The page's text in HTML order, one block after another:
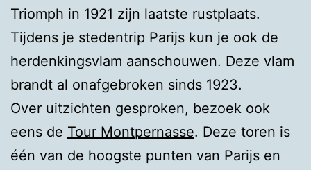
Triomph in 1921 zijn laatste rustplaats.
Tijdens je stedentrip Parijs kun je ook de
herdenkingsvlam aanschouwen. Deze vlam
brandt al onafgebroken sinds 1923.
Over uitzichten gesproken, bezoek ook
eens de Tour Montpernasse. Deze toren is
één van de hoogste punten van Parijs en